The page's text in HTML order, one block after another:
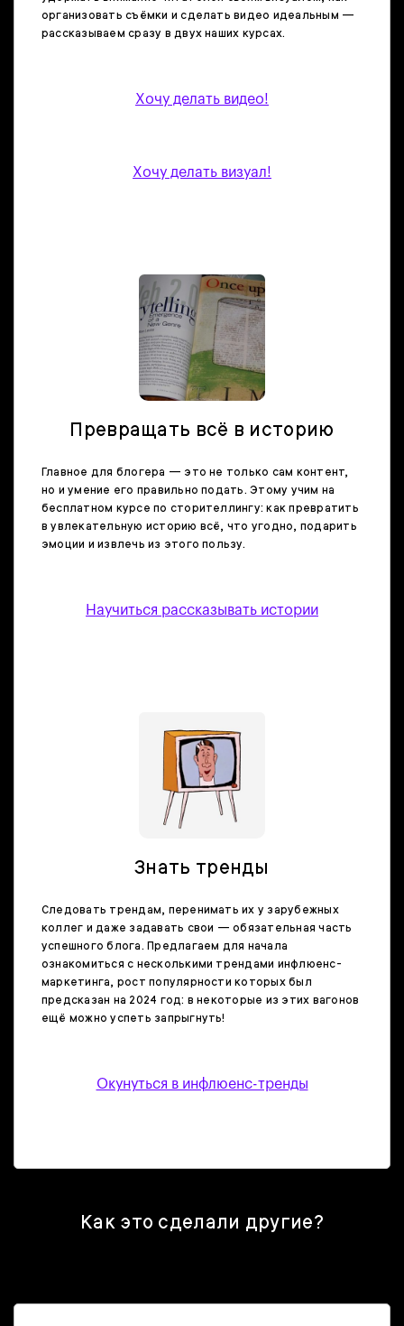
организовать съёмки и сделать видео идеальным —
рассказываем сразу в двух наших курсах.
Хочу делать видео!
Хочу делать визуал!
Превращать всё в историю
Главное для блогера — это не только сам контент,
но и умение его правильно подать. Этому учим на
бесплатном курсе по сторителлингу: как превратить
в увлекательную историю всё, что угодно, подарить
эмоции и извлечь из этого пользу.
Научиться рассказывать истории
Знать тренды
Следовать трендам, перенимать их у зарубежных
коллег и даже задавать свои — обязательная часть
успешного блога. Предлагаем для начала
ознакомиться с несколькими трендами инфлюенс-
маркетинга, рост популярности которых был
предсказан на 2024 год: в некоторые из этих вагонов
ещё можно успеть запрыгнуть!
Окунуться в инфлюенс-тренды
Как это сделали другие?